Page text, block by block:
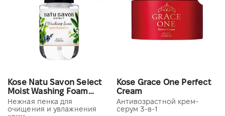
Kose Natu Savon Select
Moist Washing Foam
Apple & Jasmine
Нежная пенка для
очищения и увлажнения
Kose Grace One Perfect
Cream
Антивозрастной крем-
серум 3-в-1